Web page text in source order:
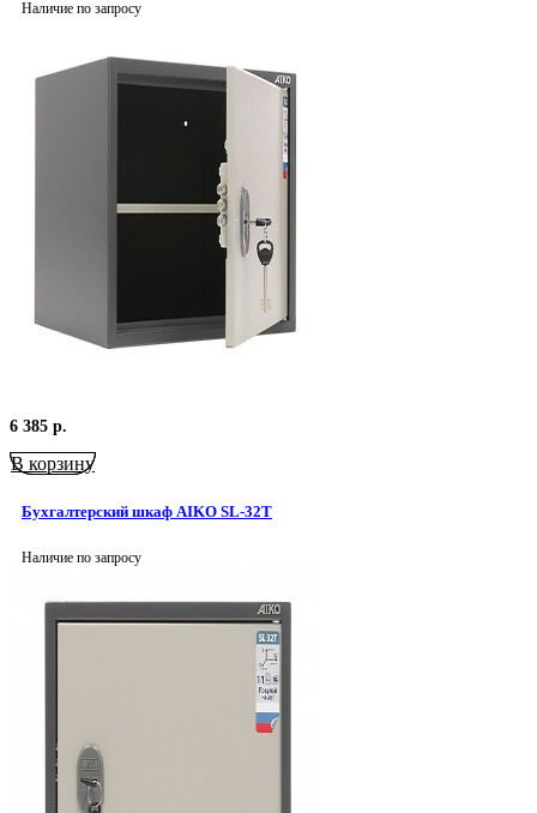
Наличие по запросу
6 385 р.
В корзину
Бухгалтерский шкаф AIKO SL-32Т
Наличие по запросу